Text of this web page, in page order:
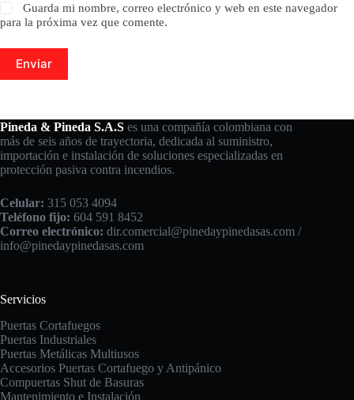
Guarda mi nombre, correo electrónico y web en este navegador
para la próxima vez que comente.
Enviar
Pineda & Pineda S.A.S es una compañía colombiana con
más de seis años de trayectoria, dedicada al suministro,
importación e instalación de soluciones especializadas en
protección pasiva contra incendios.
Celular: 315 053 4094
Teléfono fijo: 604 591 8452
Correo electrónico: dir.comercial@pinedaypinedasas.com /
info@pinedaypinedasas.com
Servicios
Puertas Cortafuegos
Puertas Industriales
Puertas Metálicas Multiusos
Accesorios Puertas Cortafuego y Antipánico
Compuertas Shut de Basuras
Mantenimiento e Instalación